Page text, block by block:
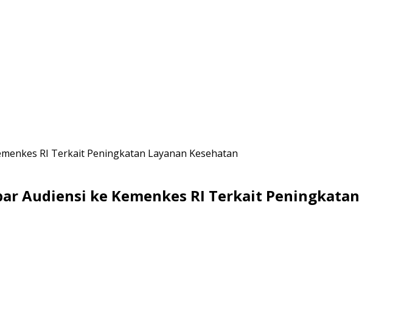
RI Terkait Peningkatan Layanan Kesehatan
Audiensi ke Kemenkes RI Terkait Peningkatan